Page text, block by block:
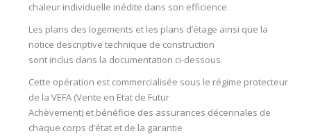
chaleur individuelle inédite dans son efficience.
Les plans des logements et les plans d’étage ainsi que la
notice descriptive technique de construction
sont inclus dans la documentation ci-dessous.
Cette opération est commercialisée sous le régime protecteur
de la VEFA (Vente en Etat de Futur
Achèvement) et bénéficie des assurances décennales de
chaque corps d’état et de la garantie